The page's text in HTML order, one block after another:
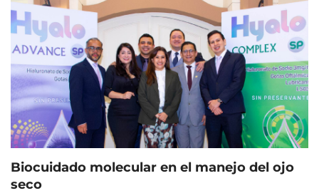
Biocuidado molecular en el manejo del ojo
seco